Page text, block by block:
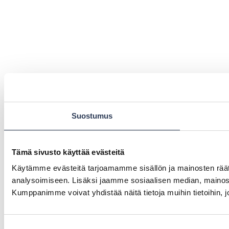
Suostumus
Tämä sivusto käyttää evästeitä
Käytämme evästeitä tarjoamamme sisällön ja mainosten
analysoimiseen. Lisäksi jaamme sosiaalisen median,
Kumppanimme voivat yhdistää näitä tietoja muihin tietoihin,